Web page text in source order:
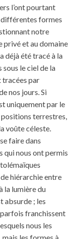
l’ont pourtant
formes
notre
privé et au domaine
déjà été tracé à la
le ciel de la
tracées par
nos jours. Si
uniquement par le
positions terrestres,
voûte céleste.
faire dans
qui nous ont permis
de hiérarchie entre
la lumière du
absurde ; les
parfois franchissent
nous les